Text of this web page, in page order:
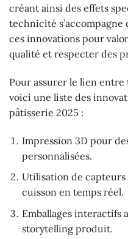
créant ainsi des effets
technicité s’accompagne
ces innovations pour
qualité et respecter des
Pour assurer le lien
voici une liste des
pâtisserie 2025 :
Impression 3D pour
personnalisées.
Utilisation de
cuisson en temps réel.
Emballages interactifs
storytelling produit.